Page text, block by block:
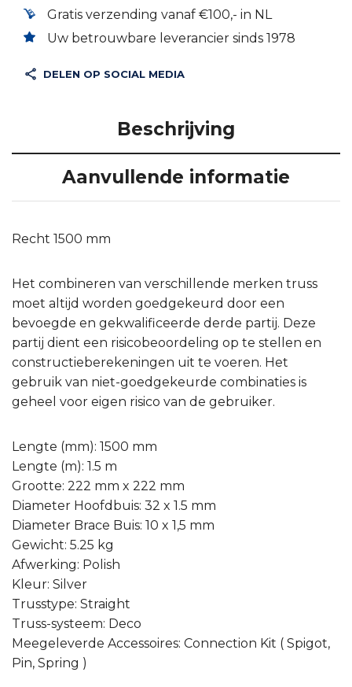
Gratis verzending vanaf €100,- in NL
Uw betrouwbare leverancier sinds 1978
DELEN OP SOCIAL MEDIA
Beschrijving
Aanvullende informatie
Recht 1500 mm
Het combineren van verschillende merken truss
moet altijd worden goedgekeurd door een
bevoegde en gekwalificeerde derde partij. Deze
partij dient een risicobeoordeling op te stellen en
constructieberekeningen uit te voeren. Het
gebruik van niet-goedgekeurde combinaties is
geheel voor eigen risico van de gebruiker.
Lengte (mm): 1500 mm
Lengte (m): 1.5 m
Grootte: 222 mm x 222 mm
Diameter Hoofdbuis: 32 x 1.5 mm
Diameter Brace Buis: 10 x 1,5 mm
Gewicht: 5.25 kg
Afwerking: Polish
Kleur: Silver
Trusstype: Straight
Truss-systeem: Deco
Meegeleverde Accessoires: Connection Kit ( Spigot,
Pin, Spring )